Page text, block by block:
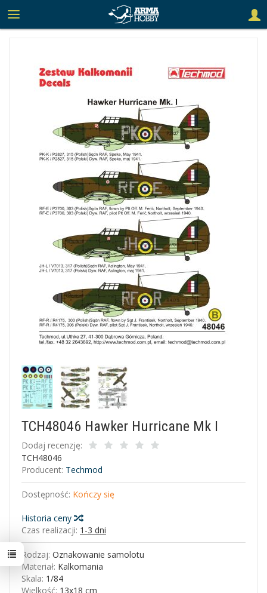
TCH48046 Hawker Hurricane Mk I
Dodaj recenzję:
TCH48046
Producent: Techmod
Dostępność: Kończy się
Historia ceny
Czas realizacji: 1-3 dni
Rodzaj: Oznakowanie samolotu
Materiał: Kalkomania
Skala: 1/84
Wielkość: 13x18 cm